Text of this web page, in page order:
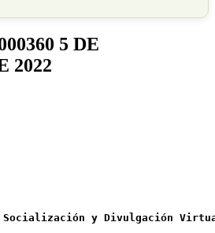
5 DE
2022
Socialización y Divulgación